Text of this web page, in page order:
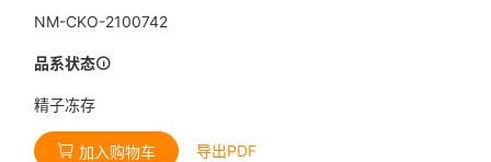
NM-CKO-2100742
品系状态
精子冻存
加入购物车 导出PDF